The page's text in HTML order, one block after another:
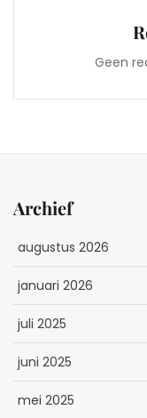
Geen
Archief
augustus 2026
januari 2026
juli 2025
juni 2025
mei 2025